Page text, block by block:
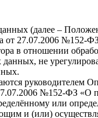
(далее –
от 27.07.2006 №152-
в отношении
не
руководителем
№152-ФЗ
или
и (или)